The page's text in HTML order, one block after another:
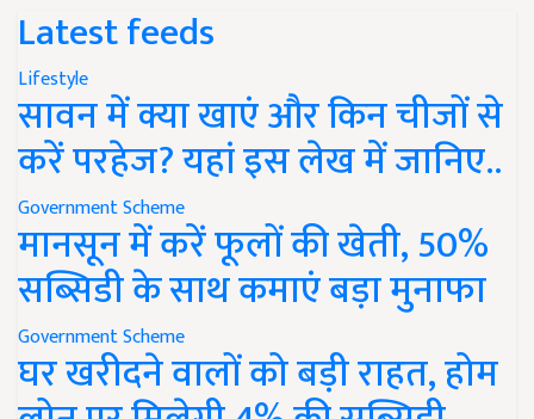
Latest feeds
Lifestyle
सावन में क्या खाएं और किन चीजों से
करें परहेज? यहां इस लेख में जानिए..
Government Scheme
मानसून में करें फूलों की खेती, 50%
सब्सिडी के साथ कमाएं बड़ा मुनाफा
Government Scheme
घर खरीदने वालों को बड़ी राहत, होम